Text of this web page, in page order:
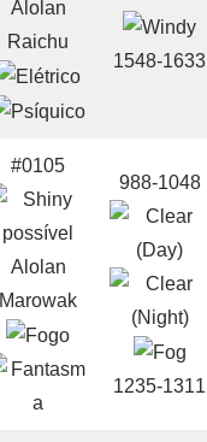
Alolan
Raichu
1548-1633
#0105
Alolan
Marowak
988-1048
1235-1311